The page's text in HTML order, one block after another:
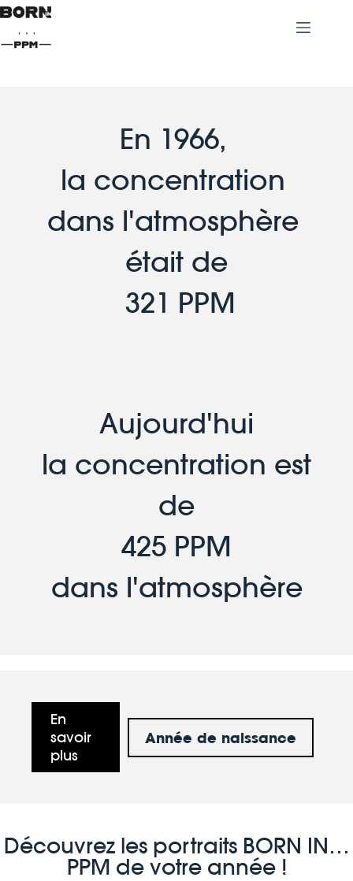
En 1966,
la concentration
dans l'atmosphère
était de
321 PPM
Aujourd'hui
la concentration est
de
425 PPM
dans l'atmosphère
En
savoir
plus
Année de naissance
Découvrez les portraits BORN IN…
PPM de votre année !